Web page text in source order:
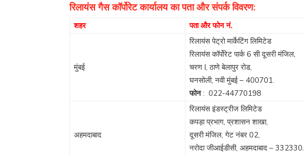
रिलायंस गैस कॉर्पोरेट कार्यालय का पता और संपर्क विवरण:
शहर पता और फोन नं.
मुंबई
रिलायंस पेट्रो मार्केटिंग लिमिटेड
रिलायंस कॉर्पोरेट पार्क 6 सी दूसरी मंजिल,
चरण I, ठाणे बेलापुर रोड,
घनसोली, नवी मुंबई – 400701.
फोन: 022-44770198
अहमदाबाद
रिलायंस इंडस्ट्रीज लिमिटेड
कपड़ा प्रभाग, प्रशासन शाखा,
दूसरी मंजिल, गेट नंबर 02,
नरोदा जीआईडीसी, अहमदाबाद – 332330.